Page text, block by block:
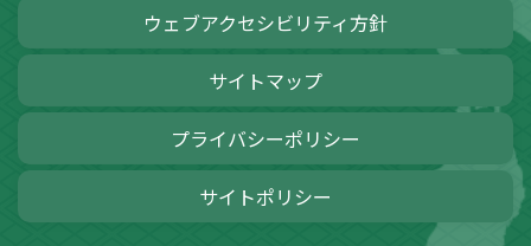
ウェブアクセシビリティ方針
サイトマップ
プライバシーポリシー
サイトポリシー